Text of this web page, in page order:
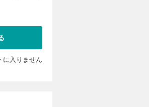
に入りません